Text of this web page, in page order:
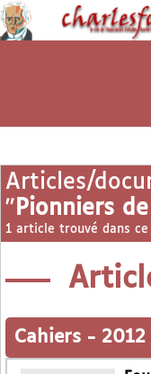
Articles/
" Pionniers
1 article trouvé dans
Cahiers -